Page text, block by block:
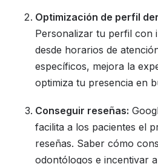
Optimización de perfil
Personalizar tu perfil con
desde horarios de
específicos, mejora la
optimiza tu presencia en
Conseguir reseñas:
facilita a los pacientes el
reseñas. Saber cómo
odontólogos e incentivar